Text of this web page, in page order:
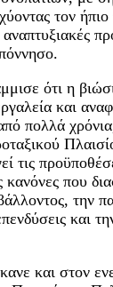
τον ήπιο
ότι η
και
πολλά
τις
που
την
και
και στον